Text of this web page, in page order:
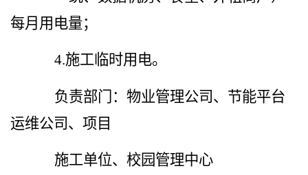
每月用电量；
4.施工临时用电。
负责部门：物业管理公司、节能平台
运维公司、项目
施工单位、校园管理中心